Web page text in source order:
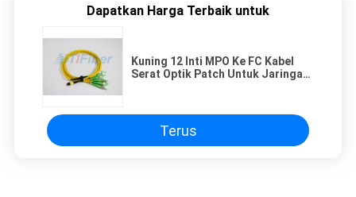
Dapatkan Harga Terbaik untuk
Kuning 12 Inti MPO Ke FC Kabel
Serat Optik Patch Untuk Jaringan
Terus